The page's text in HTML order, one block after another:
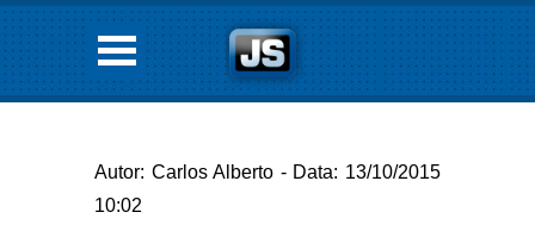
Autor: Carlos Alberto - Data: 13/10/2015
10:02